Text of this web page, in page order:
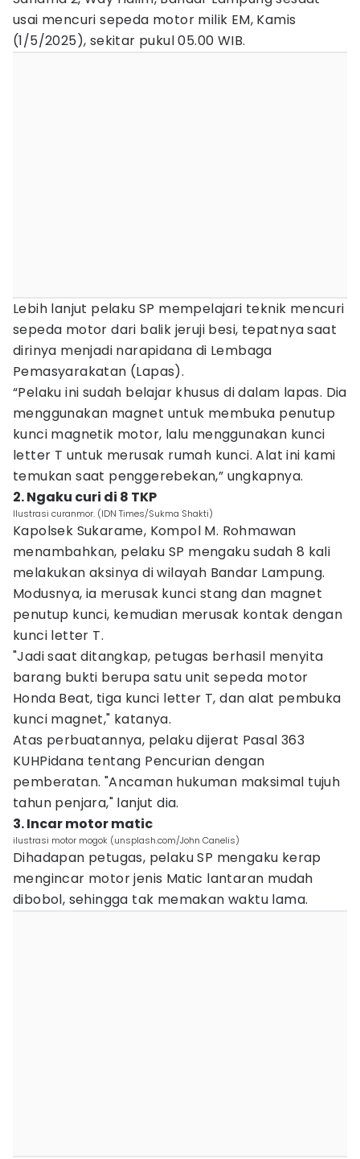
usai mencuri sepeda motor milik EM, Kamis
(1/5/2025), sekitar pukul 05.00 WIB.
Lebih lanjut pelaku SP mempelajari teknik mencuri
sepeda motor dari balik jeruji besi, tepatnya saat
dirinya menjadi narapidana di Lembaga
Pemasyarakatan (Lapas).
“Pelaku ini sudah belajar khusus di dalam lapas. Dia
menggunakan magnet untuk membuka penutup
kunci magnetik motor, lalu menggunakan kunci
letter T untuk merusak rumah kunci. Alat ini kami
temukan saat penggerebekan,” ungkapnya.
2. Ngaku curi di 8 TKP
Ilustrasi curanmor. (IDN Times/Sukma Shakti)
Kapolsek Sukarame, Kompol M. Rohmawan
menambahkan, pelaku SP mengaku sudah 8 kali
melakukan aksinya di wilayah Bandar Lampung.
Modusnya, ia merusak kunci stang dan magnet
penutup kunci, kemudian merusak kontak dengan
kunci letter T.
"Jadi saat ditangkap, petugas berhasil menyita
barang bukti berupa satu unit sepeda motor
Honda Beat, tiga kunci letter T, dan alat pembuka
kunci magnet," katanya.
Atas perbuatannya, pelaku dijerat Pasal 363
KUHPidana tentang Pencurian dengan
pemberatan. "Ancaman hukuman maksimal tujuh
tahun penjara," lanjut dia.
3. Incar motor matic
ilustrasi motor mogok (unsplash.com/John Canelis)
Dihadapan petugas, pelaku SP mengaku kerap
mengincar motor jenis Matic lantaran mudah
dibobol, sehingga tak memakan waktu lama.